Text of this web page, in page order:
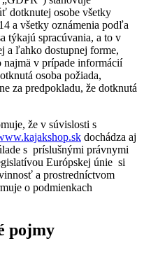
dotknutej osobe všetky
a všetky oznámenia podľa
týkajú spracúvania, a to v
a ľahko dostupnej forme,
najmä v prípade informácií
osoba požiada,
za predpokladu, že dotknutá
že v súvislosti s
dochádza aj
s príslušnými právnymi
Európskej únie si
a prostredníctvom
o podmienkach
pojmy